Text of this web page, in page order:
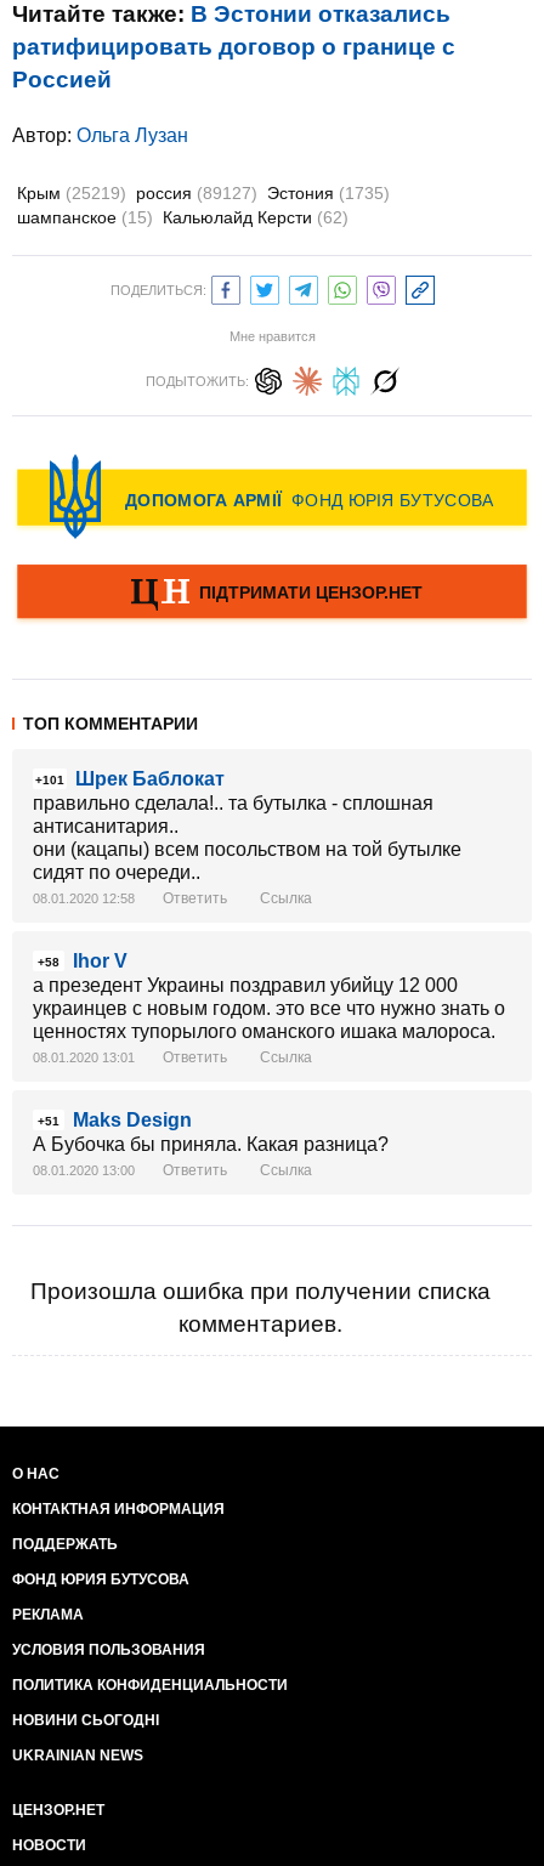
Читайте также: В Эстонии отказались
ратифицировать договор о границе с
Россией
Автор: Ольга Лузан
Крым (25219) россия (89127) Эстония (1735)
шампанское (15) Кальюлайд Керсти (62)
ПОДЕЛИТЬСЯ:
Мне нравится
ПОДЫТОЖИТЬ:
ТОП КОММЕНТАРИИ
+101
Шрек Баблокат
правильно сделала!.. та бутылка - сплошная
антисанитария..
они (кацапы) всем посольством на той бутылке
сидят по очереди..
08.01.2020 12:58 Ответить Ссылка
+58
Ihor V
а презедент Украины поздравил убийцу 12 000
украинцев с новым годом. это все что нужно знать о
ценностях тупорылого оманского ишака малороса.
08.01.2020 13:01 Ответить Ссылка
+51
Maks Design
А Бубочка бы приняла. Какая разница?
08.01.2020 13:00 Ответить Ссылка
Произошла ошибка при получении списка
комментариев.
О НАС
КОНТАКТНАЯ ИНФОРМАЦИЯ
ПОДДЕРЖАТЬ
ФОНД ЮРИЯ БУТУСОВА
РЕКЛАМА
УСЛОВИЯ ПОЛЬЗОВАНИЯ
ПОЛИТИКА КОНФИДЕНЦИАЛЬНОСТИ
НОВИНИ СЬОГОДНІ
UKRAINIAN NEWS
ЦЕНЗОР.НЕТ
НОВОСТИ